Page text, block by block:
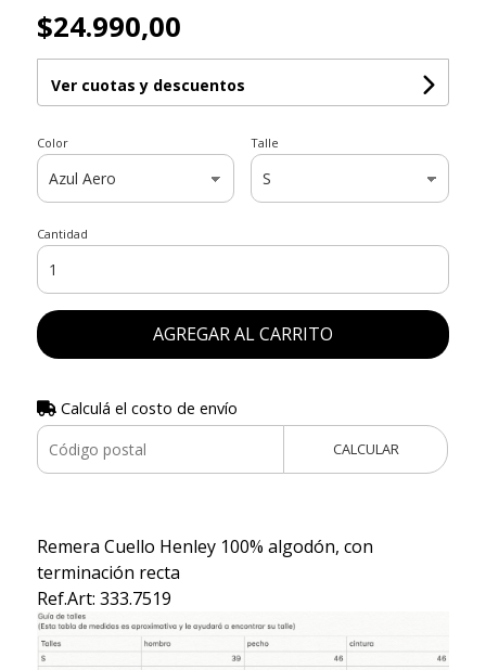
$24.990,00
Ver cuotas y descuentos
Color Talle
Cantidad
AGREGAR AL CARRITO
Calculá el costo de envío
CALCULAR
Remera Cuello Henley 100% algodón, con
terminación recta
Ref.Art: 333.7519